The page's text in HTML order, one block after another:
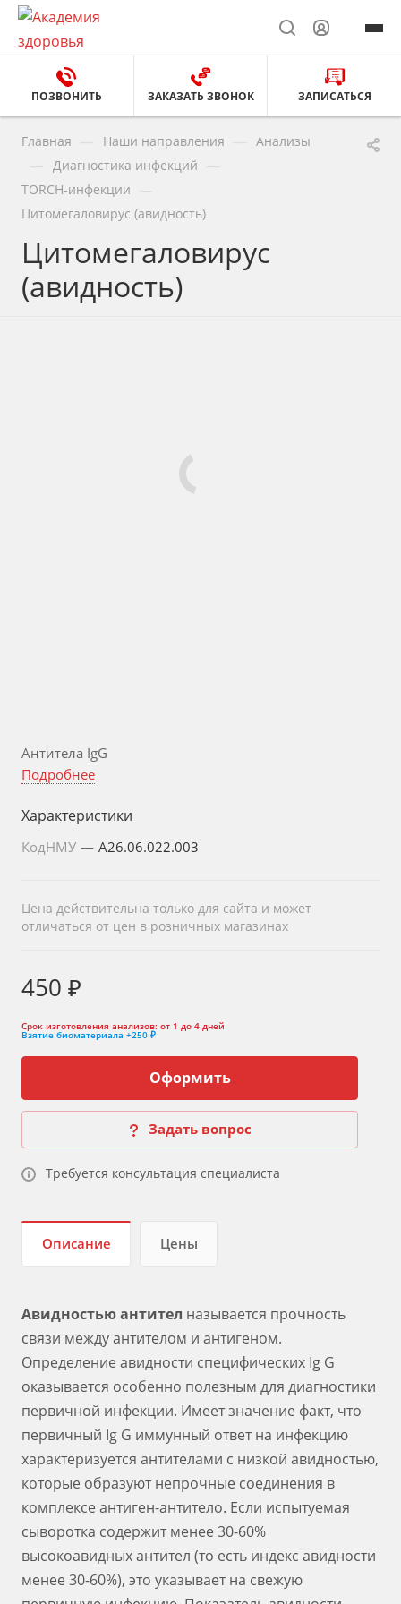
ПОЗВОНИТЬ ЗАКАЗАТЬ ЗВОНОК ЗАПИСАТЬСЯ
Главная Наши направления Анализы
Диагностика инфекций
TORCH-инфекции
Цитомегаловирус (авидность)
Цитомегаловирус
(авидность)
Антитела IgG
Подробнее
Характеристики
КодНМУ — A26.06.022.003
Цена действительна только для сайта и может
отличаться от цен в розничных магазинах
450 ₽
Срок изготовления анализов: от 1 до 4 дней
Взятие биоматериала +250 ₽
Оформить
Задать вопрос
Требуется консультация специалиста
Описание Цены
Авидностью антител называется прочность
связи между антителом и антигеном.
Определение авидности специфических Ig G
оказывается особенно полезным для диагностики
первичной инфекции. Имеет значение факт, что
первичный Ig G иммунный ответ на инфекцию
характеризуется антителами с низкой авидностью,
которые образуют непрочные соединения в
комплексе антиген-антитело. Если испытуемая
сыворотка содержит менее 30-60%
высокоавидных антител (то есть индекс авидности
менее 30-60%), это указывает на свежую